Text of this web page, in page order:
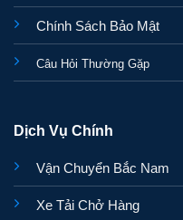
Chính Sách Bảo Mật
Câu Hỏi Thường Gặp
Dịch Vụ Chính
Vận Chuyển Bắc Nam
Xe Tải Chở Hàng